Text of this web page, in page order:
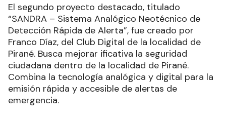
El segundo proyecto destacado, titulado
“SANDRA – Sistema Analógico Neotécnico de
Detección Rápida de Alerta”, fue creado por
Franco Díaz, del Club Digital de la localidad de
Pirané. Busca mejorar ificativa la seguridad
ciudadana dentro de la localidad de Pirané.
Combina la tecnología analógica y digital para la
emisión rápida y accesible de alertas de
emergencia.